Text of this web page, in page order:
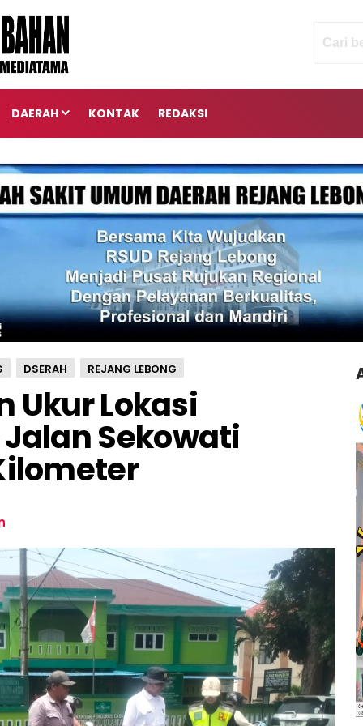
DAERAH KONTAK REDAKSI
DSERAH REJANG LEBONG
Ukur Lokasi
Sekowati